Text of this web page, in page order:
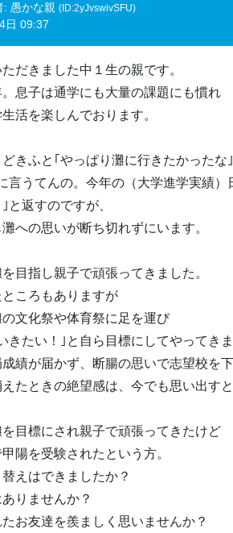
: 愚かな親 (ID:2yJvswivSFU)
日 09:37
だきました中１生の親です。
。息子は通学にも大量の課題にも慣れ
活を楽しんでおります。
きふと｢やっぱり灘に行きたかったな
言うてんの。今年の（大学進学実績
と返すのですが、
への思いが断ち切れずにいます。
目指し親子で頑張ってきました。
ころもありますが
文化祭や体育祭に足を運び
きたい！｣と自ら目標にしてやってきま
績が届かず、断腸の思いで志望校を
たときの絶望感は、今でも思い出す
目標にされ親子で頑張ってきたけど
陽を受験されたという方。
えはできましたか？
りませんか？
お友達を羨ましく思いませんか？